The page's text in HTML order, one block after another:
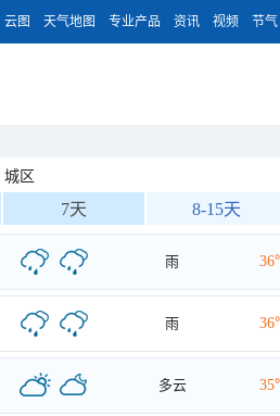
云图 天气地图 专业产品 资讯 视频 节气
城区
7天 8-15天
雨
雨
多云